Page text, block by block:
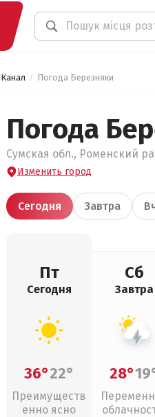
Погода Березняки
Погода
Сумская обл., Роменский
Изменить город
Сегодня Завтра
Пт
Сегодня
36°22°
Преимуществ
енно ясно
Сб
Завтра
28°